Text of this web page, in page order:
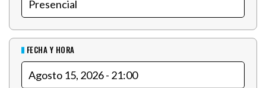
FECHA Y HORA